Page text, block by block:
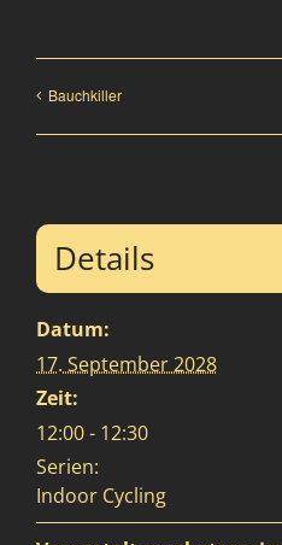
Bauchkiller
Details
Datum:
17. September 2028
Zeit:
12:00 - 12:30
Serien:
Indoor Cycling